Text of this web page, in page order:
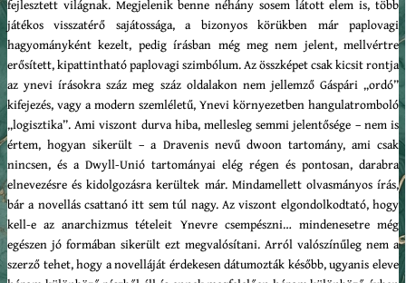
fejlesztett világnak. Megjelenik benne néhány sosem látott elem is, több
játékos visszatérő sajátossága, a bizonyos körükben már paplovagi
hagyományként kezelt, pedig írásban még meg nem jelent, mellvértre
erősített, kipattintható paplovagi szimbólum. Az összképet csak kicsit rontja
az ynevi írásokra száz meg száz oldalakon nem jellemző Gáspári „ordó”
kifejezés, vagy a modern szemléletű, Ynevi környezetben hangulatromboló
„logisztika”. Ami viszont durva hiba, mellesleg semmi jelentősége – nem is
értem, hogyan sikerült – a Dravenis nevű dwoon tartomány, ami csak
nincsen, és a Dwyll-Unió tartományai elég régen és pontosan, darabra
elnevezésre és kidolgozásra kerültek már. Mindamellett olvasmányos írás,
bár a novellás csattanó itt sem túl nagy. Az viszont elgondolkodtató, hogy
kell-e az anarchizmus tételeit Ynevre csempészni… mindenesetre még
egészen jó formában sikerült ezt megvalósítani. Arról valószínűleg nem a
szerző tehet, hogy a novelláját érdekesen dátumozták később, ugyanis eleve